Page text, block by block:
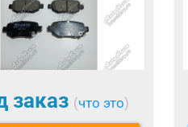
заказ (что это)